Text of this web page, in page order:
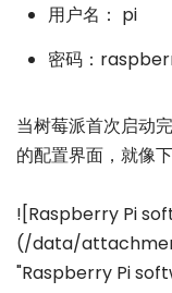
用户名： pi
密码：
当树莓派首次启动
的配置界面，就像
![Raspberry Pi
(/data/
"Raspberry Pi